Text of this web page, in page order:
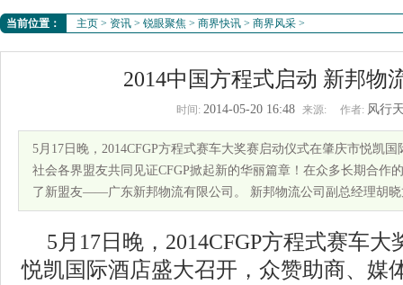
当前位置： 主页 > 资讯 > 锐眼聚焦 > 商界快讯 > 商界风采 >
2014中国方程式启动 新邦物
时间: 2014-05-20 16:48 来源: 作者: 风行
5月17日晚，2014CFGP方程式赛车大奖赛启动仪式在肇庆市悦凯
社会各界盟友共同见证CFGP掀起新的华丽篇章！在众多长期合作
了新盟友——广东新邦物流有限公司。 新邦物流公司副总经理胡
5月17日晚，2014CFGP方程式赛车
悦凯国际酒店盛大召开，众赞助商、媒